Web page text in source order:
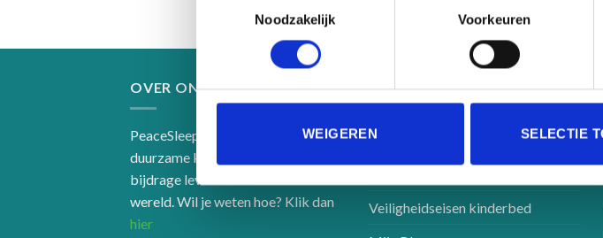
Noodzakelijk
Voorkeuren
WEIGEREN SELECTIE
OVER ONS
PeaceSleepers maakt hippe en
duurzame kinder-items die een
bijdrage leveren aan een betere
wereld. Wil je weten hoe? Klik dan
hier
INFORMATIE
Over mij
Veiligheidseisen kinderbed